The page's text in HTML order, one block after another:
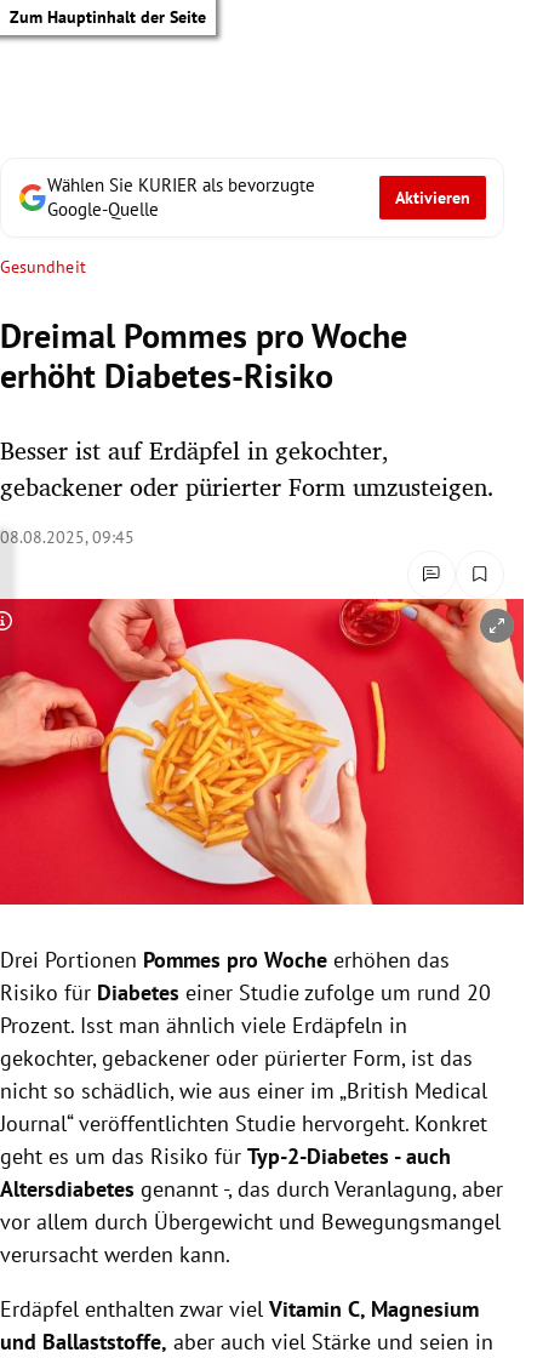
Zum Hauptinhalt der Seite
Untermenü
Untermenü
Untermenü
Untermenü
Untermenü
Untermenü
Untermenü
Wählen Sie KURIER als bevorzugte
Google-Quelle
Aktivieren
Gesundheit
Dreimal Pommes pro Woche
erhöht Diabetes-Risiko
Besser ist auf Erdäpfel in gekochter,
gebackener oder pürierter Form umzusteigen.
08.08.2025, 09:45
Copyright-Hinweis öffnen/schließen
Drei Portionen Pommes pro Woche erhöhen das
Risiko für Diabetes einer Studie zufolge um rund 20
Prozent. Isst man ähnlich viele Erdäpfeln in
gekochter, gebackener oder pürierter Form, ist das
nicht so schädlich, wie aus einer im „British Medical
Journal“ veröffentlichten Studie hervorgeht. Konkret
geht es um das Risiko für Typ-2-Diabetes - auch
Altersdiabetes genannt -, das durch Veranlagung, aber
vor allem durch Übergewicht und Bewegungsmangel
verursacht werden kann.
Erdäpfel enthalten zwar viel Vitamin C, Magnesium
und Ballaststoffe, aber auch viel Stärke und seien in